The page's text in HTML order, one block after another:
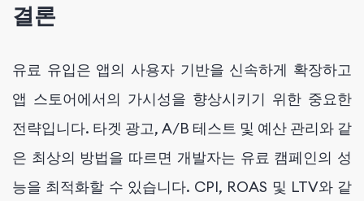
결론
유료 유입은 앱의 사용자 기반을 신속하게 확장하고
앱 스토어에서의 가시성을 향상시키기 위한 중요한
전략입니다. 타겟 광고, A/B 테스트 및 예산 관리와 같
은 최상의 방법을 따르면 개발자는 유료 캠페인의 성
능을 최적화할 수 있습니다. CPI, ROAS 및 LTV와 같